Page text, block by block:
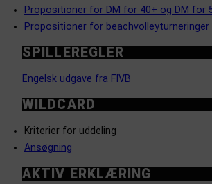
Propositioner for DM for 40+ og DM for
Propositioner for
SPILLEREGLER
Engelsk udgave fra FIVB
WILDCARD
Kriterier for uddeling
Ansøgning
AKTIV ERKLÆRING